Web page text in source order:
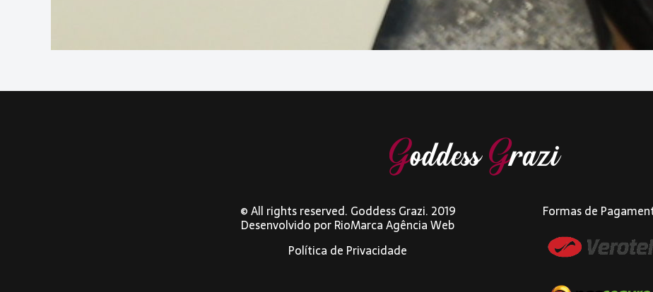
© All rights reserved. Goddess Grazi. 2019
Desenvolvido porRioMarca Agência Web
Política de Privacidade
Formas de